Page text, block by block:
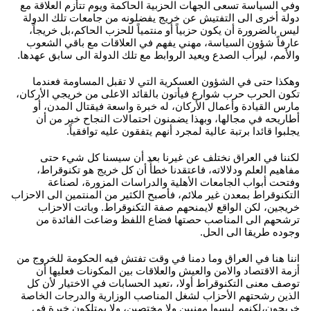
وفي السياسة تسعى الجهات الحزبية الحاكمة ويوم تتأزم العلاقة مع
دولة أخرى الى التفتيش عن خريج يفضلونه من جامعات تلك الدولة
ليس بالضرورة أن يكون حزبياً أو منتمياً للحزب الحاكم،بل خريجاً،
عارفاً شؤون السياسة، مهني يفهم في العلاقات مع باقي الشعوب
والأمم، ليرأب الصدع ويعيد الروابط مع تلك الدولة الى سابق عهدها.
وهكذا حتى في الشؤون العسكرية التي لا تقبل المساومة فعندما
تكون الحرب حرب شوارع فيأتون بالقائد الاعلى من خريجي الأركان،
مارس القيادة وأعمال الأركان، له خبرة واسعة فيقتال المدن، أو
أطاريحه في مجالها، وبهذا يضمنون احتمالات النجاح خير من أن
يجلبوا قائدا برتبة عالية لمجرد أنهم يتفقون عليه توافقياً.
لكننا في العراق نختلف عن غيرنا بعد أن سيسنا كل شيء حتى
مفاهيم العلم ودلالاته، فاعتقدنا خطأً أن كل خريج هو تكنوقراط،
وفتحت أبواب الجامعات الأهلية والدراسات المزورة، لصناعة
التكنوقراط بمعدن غير ملائم، فأصبح الكثير من المنتمين الى الاحزاب
خريجين، لكن الواقع لايمنحهم صفة التكنوقراط. وباتت الاحزاب
ترشحهم الى المناصب حصتها فضاع اللفظ وضاعت الفائدة من
وجوده طريقا الى الحل.
اننا هنا في العراق وما دمنا في وقت تفتش فيه الحكومة للخروج من
أزمة الاقتصاد والامن والعيش والعلاقات بين المكونات فعليها أن
توصف معنى التكنوقراط أولا، ،تعيد الحسابات في الاختيار لأن كل
الذين رشحتهم الأحزاب لشغل المناصب الوزارية والدرجات الخاصة
خريجون،لكنهم ليسوا مهنيين ولا مختصين، ولا يمتلكون خبرة في